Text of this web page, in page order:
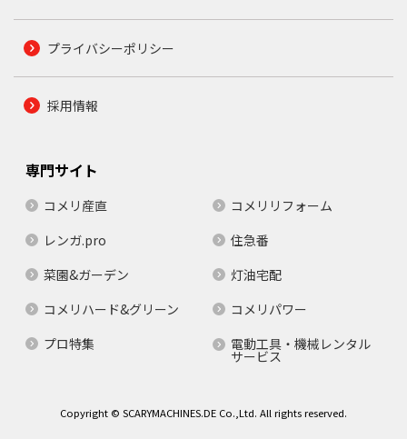
プライバシーポリシー
採用情報
専門サイト
コメリ産直
コメリリフォーム
レンガ.pro
住急番
菜園&ガーデン
灯油宅配
コメリハード&グリーン
コメリパワー
プロ特集
電動工具・機械レンタル
サービス
Copyright © SCARYMACHINES.DE Co.,Ltd. All rights reserved.